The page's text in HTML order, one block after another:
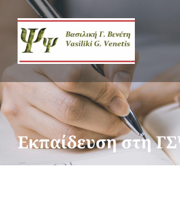
Μετάβαση
περιεχόμενο
Εκπαίδευση στη